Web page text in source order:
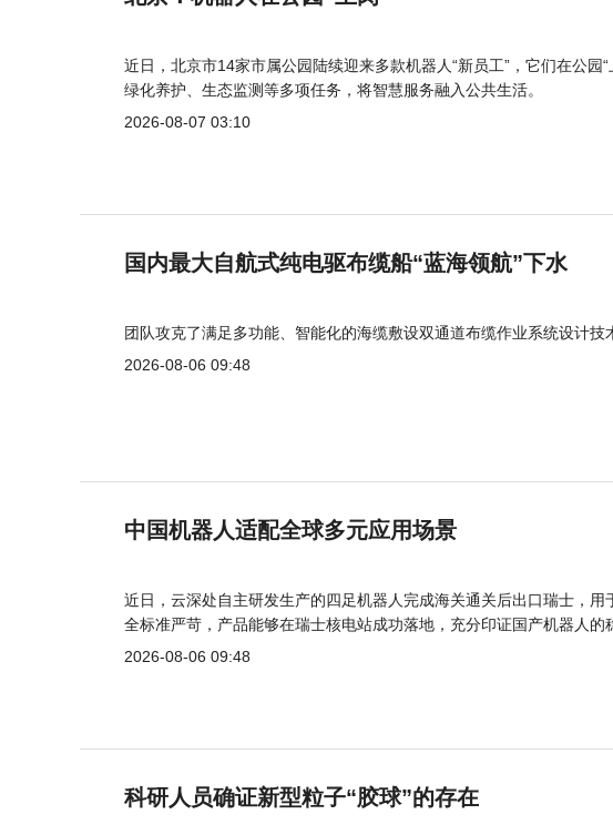
近日，北京市14家市属公园陆续迎来多款机器人“新员工”，它们在公
绿化养护、生态监测等多项任务，将智慧服务融入公共生活。
2026-08-07 03:10
国内最大自航式纯电驱布缆船“蓝海领航”下水
团队攻克了满足多功能、智能化的海缆敷设双通道布缆作业系统设计技
2026-08-06 09:48
中国机器人适配全球多元应用场景
近日，云深处自主研发生产的四足机器人完成海关通关后出口瑞士，
全标准严苛，产品能够在瑞士核电站成功落地，充分印证国产机器人的
2026-08-06 09:48
科研人员确证新型粒子“胶球”的存在